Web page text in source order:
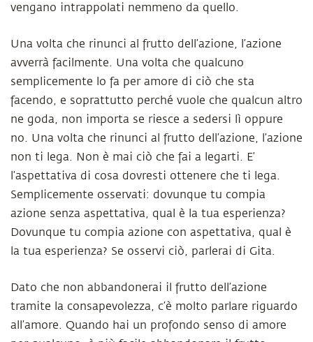
vengano intrappolati nemmeno da quello.
Una volta che rinunci al frutto dell’azione, l’azione
avverrà facilmente. Una volta che qualcuno
semplicemente lo fa per amore di ciò che sta
facendo, e soprattutto perché vuole che qualcun altro
ne goda, non importa se riesce a sedersi lì oppure
no. Una volta che rinunci al frutto dell’azione, l’azione
non ti lega. Non è mai ciò che fai a legarti. E’
l’aspettativa di cosa dovresti ottenere che ti lega.
Semplicemente osservati: dovunque tu compia
azione senza aspettativa, qual è la tua esperienza?
Dovunque tu compia azione con aspettativa, qual è
la tua esperienza? Se osservi ciò, parlerai di Gita.
Dato che non abbandonerai il frutto dell’azione
tramite la consapevolezza, c’è molto parlare riguardo
all’amore. Quando hai un profondo senso di amore